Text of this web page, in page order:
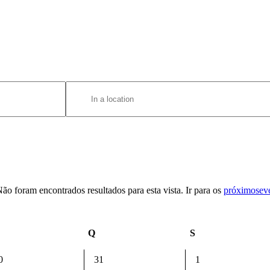
Aviso
foram encontrados resultados para esta vista. Ir para os
Location.
Search
Q S
0
31
01